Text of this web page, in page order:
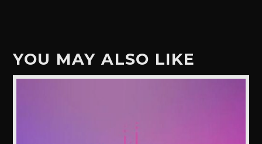
YOU MAY ALSO LIKE